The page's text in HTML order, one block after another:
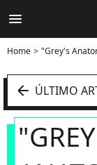
menu
Home "Grey's
arrow_left ÚLTIMO